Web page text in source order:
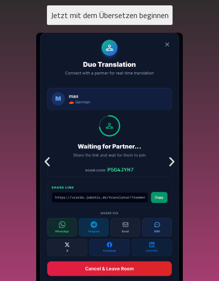
Jetzt mit dem Übersetzen beginnen